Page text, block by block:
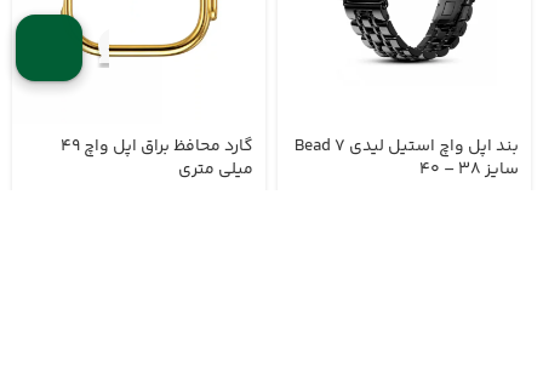
بند اپل واچ استیل لیدی 7 Bead
سایز ۳۸ – ۴۰
گارد محافظ براق اپل واچ 49
میلی متری